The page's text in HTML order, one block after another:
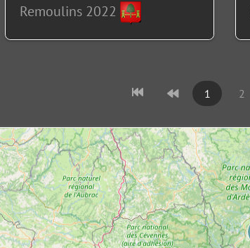
Remoulins 2022
1 2